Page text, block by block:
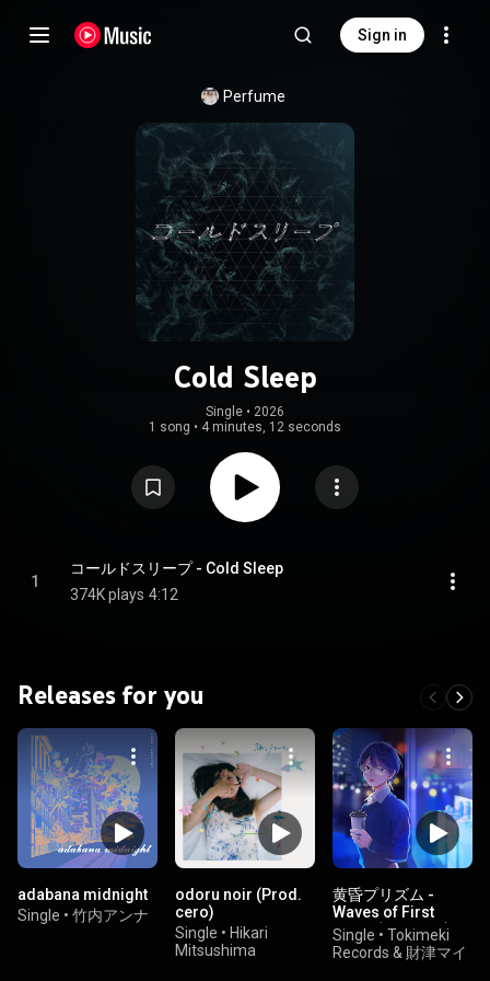
Sign in
Perfume
Cold Sleep
Single • 2026
1 song • 4 minutes, 12 seconds
1
コールドスリープ - Cold Sleep
374K plays 4:12
Releases for you
adabana midnight
Single • 竹内アンナ
odoru noir (Prod.
cero)
Single • Hikari
Mitsushima
黄昏プリズム -
Waves of First
Love- (feat. KiBi)
Single • Tokimeki
Records & 財津マイ